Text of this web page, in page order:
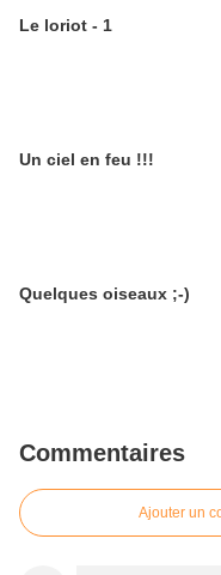
Le loriot - 1
Un ciel en feu !!!
Quelques oiseaux ;-)
Commentaires
Ajouter un